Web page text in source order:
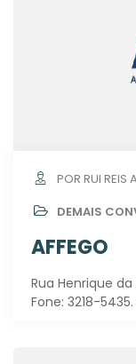
POR RUI REIS
DEMAIS
AFFEGO
Rua Henrique da
Fone: 3218-